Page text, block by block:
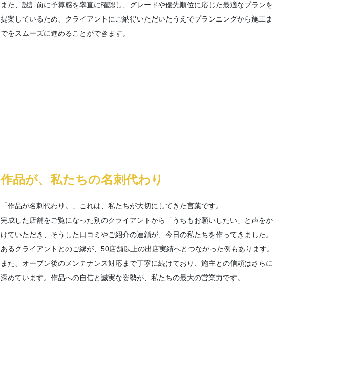
また、設計前に予算感を率直に確認し、グレードや優先順位に応じた最適なプランを
提案しているため、クライアントにご納得いただいたうえでプランニングから施工ま
でをスムーズに進めることができます。
作品が、私たちの名刺代わり
「作品が名刺代わり。」これは、私たちが大切にしてきた言葉です。
完成した店舗をご覧になった別のクライアントから「うちもお願いしたい」と声をか
けていただき、そうした口コミやご紹介の連鎖が、今日の私たちを作ってきました。
あるクライアントとのご縁が、50店舗以上の出店実績へとつながった例もあります。
また、オープン後のメンテナンス対応まで丁寧に続けており、施主との信頼はさらに
深めています。作品への自信と誠実な姿勢が、私たちの最大の営業力です。